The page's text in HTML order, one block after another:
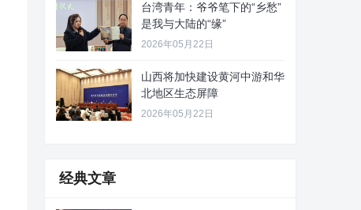
台湾青年：爷爷笔下的“乡愁”
是我与大陆的“缘”
2026年05月22日
山西将加快建设黄河中游和华
北地区生态屏障
2026年05月22日
经典文章